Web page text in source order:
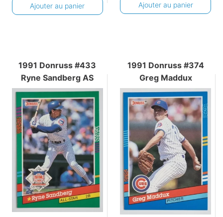
Ajouter au panier Ajouter au panier
1991 Donruss #433
Ryne Sandberg AS
1991 Donruss #374
Greg Maddux